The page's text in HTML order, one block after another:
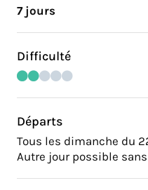
7 jours
Difficulté
Départs
Tous les dimanche du
Autre jour possible